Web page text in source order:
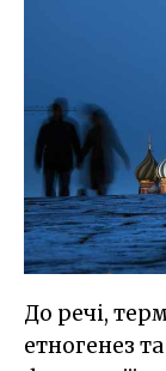
До речі,
етногенез